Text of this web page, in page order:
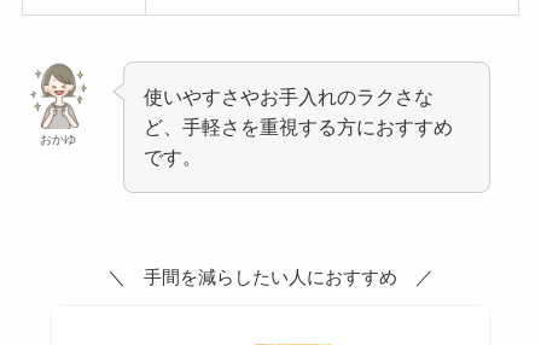
おかゆ
使いやすさやお手入れのラクさな
ど、手軽さを重視する方におすすめ
です。
＼ 手間を減らしたい人におすすめ ／